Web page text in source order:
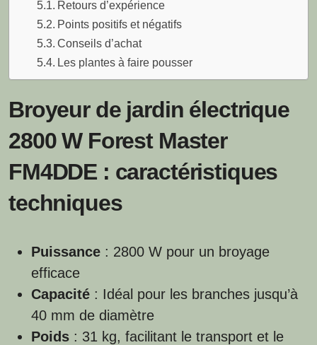
Retours d’expérience
Points positifs et négatifs
Conseils d’achat
Les plantes à faire pousser
Broyeur de jardin électrique
2800 W Forest Master
FM4DDE : caractéristiques
techniques
Puissance : 2800 W pour un broyage
efficace
Capacité : Idéal pour les branches jusqu’à
40 mm de diamètre
Poids : 31 kg, facilitant le transport et le